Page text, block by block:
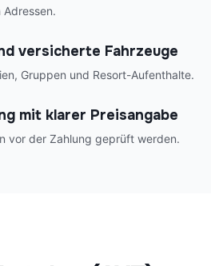
versicherte Fahrzeuge
Gruppen und Resort-Aufenthalte.
mit klarer Preisangabe
vor der Zahlung geprüft werden.